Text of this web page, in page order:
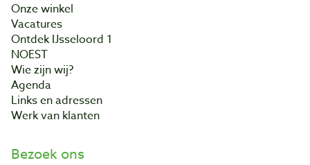
Onze winkel
Vacatures
Ontdek IJsseloord 1
NOEST
Wie zijn wij?
Agenda
Links en adressen
Werk van klanten
Bezoek ons